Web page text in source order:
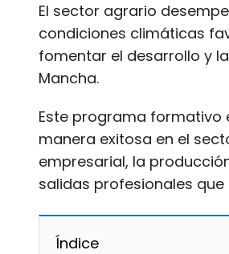
El sector agrario
condiciones climáticas
fomentar el desarrollo y
Mancha.
Este programa formativo
manera exitosa en el
empresarial, la
salidas profesionales
Índice